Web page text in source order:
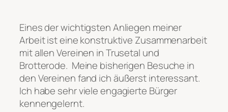
Eines der wichtigsten Anliegen meiner
Arbeit ist eine konstruktive Zusammenarbeit
mit allen Vereinen in Trusetal und
Brotterode. Meine bisherigen Besuche in
den Vereinen fand ich äußerst interessant.
Ich habe sehr viele engagierte Bürger
kennengelernt.